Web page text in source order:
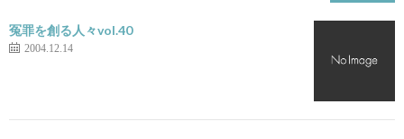
冤罪を創る人々vol.40
2004.12.14